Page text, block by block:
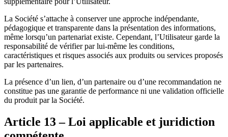
La Société s’attache à conserver une approche indépendante,
pédagogique et transparente dans la présentation des informations,
même lorsqu’un partenariat existe. Cependant, l’Utilisateur garde la
responsabilité de vérifier par lui-même les conditions,
caractéristiques et risques associés aux produits ou services proposés
par les partenaires.
La présence d’un lien, d’un partenaire ou d’une recommandation ne
constitue pas une garantie de performance ni une validation officielle
du produit par la Société.
Article 13 – Loi applicable et juridiction